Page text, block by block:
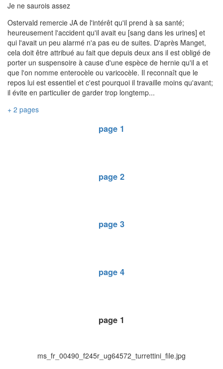
Je ne saurois assez
Ostervald remercie JA de l'intérêt qu'il prend à sa santé;
heureusement l'accident qu'il avait eu [sang dans les urines] et
qui l'avait un peu alarmé n'a pas eu de suites. D'après Manget,
cela doit être attribué au fait que depuis deux ans il est obligé de
porter un suspensoire à cause d'une espèce de hernie qu'il a et
que l'on nomme enterocèle ou varicocèle. Il reconnaît que le
repos lui est essentiel et c'est pourquoi il travaille moins qu'avant;
il évite en particulier de garder trop longtemp...
+ 2 pages
page 1
page 2
page 3
page 4
page 1
ms_fr_00490_f245r_ug64572_turrettini_file.jpg